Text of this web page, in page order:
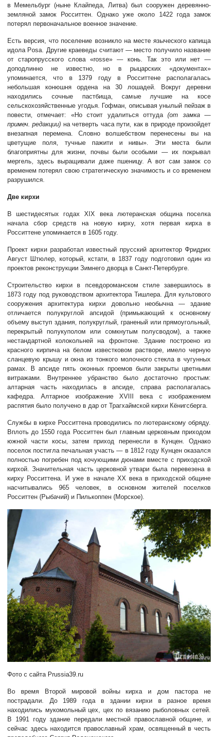
в Мемельбург (ныне Клайпеда, Литва) был сооружен деревянно-
земляной замок Росситтен. Однако уже около 1422 года замок
потерял первоначальное военное значение.
Есть версия, что поселение возникло на месте языческого капища
идола Posa. Другие краеведы считают — место получило название
от старопрусского слова «rosse» — конь. Так это или нет —
доподлинно не известно, но в рыцарских «документах»
упоминается, что в 1379 году в Росситтене располагалась
небольшая конюшня ордена на 30 лошадей. Вокруг деревни
находились сочные пастбища, самые лучшие на косе
сельскохозяйственные угодья. Гофман, описывая унылый пейзаж в
повести, отмечает: «Но стоит удалиться оттуда(от замка —
примеч. редакции) на четверть часа пути, как в природе произойдет
внезапная перемена. Словно волшебством перенесены вы на
цветущие поля, тучные пажити и нивы». Эти места были
благоприятны для жизни, почвы были особыми — их покрывал
мергель, здесь выращивали даже пшеницу. А вот сам замок со
временем потерял свою стратегическую значимость и со временем
разрушился.
Две кирхи
В шестидесятых годах XIX века лютеранская община поселка
начала сбор средств на новую кирху, хотя первая кирха в
Росситтене упоминается в 1605 году.
Проект кирхи разработал известный прусский архитектор Фридрих
Август Штюлер, который, кстати, в 1837 году подготовил один из
проектов реконструкции Зимнего дворца в Санкт-Петербурге.
Строительство кирхи в псевдороманском стиле завершилось в
1873 году под руководством архитектора Тишлера. Для культового
сооружения архитектура кирхи довольно необычна — здание
отличается полукруглой апсидой (примыкающий к основному
объему выступ здания, полукруглый, граненый или прямоугольный,
перекрытый полукуполом или сомкнутым полусводом), а также
нестандартной колокольней на фронтоне. Здание построено из
красного кирпича на белом известковом растворе, имело черную
сланцевую крышу и окна из тонкого молочного стекла в чугунных
рамах. В апсиде пять оконных проемов были закрыты цветными
витражами. Внутреннее убранство было достаточно простым:
алтарная часть находилась в апсиде, справа располагалась
кафедра. Алтарное изображение XVIII века с изображением
распятия было получено в дар от Трагхаймской кирхи Кёнигсберга.
Службы в кирхе Росситтена проводились по лютеранскому обряду.
Вплоть до 1550 года Росситтен был главным церковным приходом
южной части косы, затем приход перенесли в Кунцен. Однако
поселок постигла печальная участь — в 1812 году Кунцен оказался
полностью погребен под кочующими дюнами вместе с приходской
кирхой. Значительная часть церковной утвари была перевезена в
кирху Росситтена. И уже в начале ХХ века в приходской общине
насчитывались 965 человек, в основном жителей поселков
Росситтен (Рыбачий) и Пилькоппен (Морское).
Фото с сайта Prussia39.ru
Во время Второй мировой войны кирха и дом пастора не
пострадали. До 1989 года в здании кирхи в разное время
находились мукомольный цех, цех по вязанию рыболовных сетей.
В 1991 году здание передали местной православной общине, и
сейчас здесь находится православный храм, освященный в честь